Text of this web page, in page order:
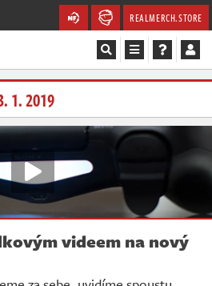
REALMERCH.STORE
1. 2019
videem na nový